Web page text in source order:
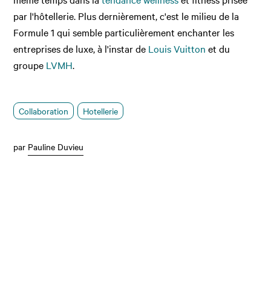
par l'hôtellerie. Plus dernièrement, c'est le milieu de la
Formule 1 qui semble particulièrement enchanter les
entreprises de luxe, à l'instar de Louis Vuitton et du
groupe LVMH.
Collaboration Hotellerie
par Pauline Duvieu